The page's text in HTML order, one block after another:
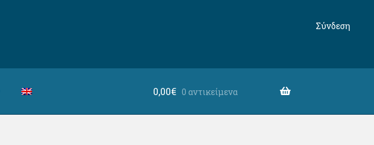
0,00€ 0 αντικείμενα
Σύνδεση